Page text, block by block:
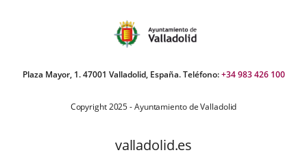
Plaza Mayor, 1. 47001 Valladolid, España. Teléfono:+34 983 426 100
Copyright 2025 - Ayuntamiento de Valladolid
valladolid.es